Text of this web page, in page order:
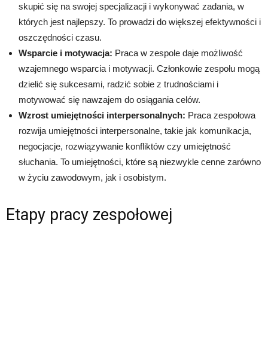
skupić się na swojej specjalizacji i wykonywać zadania, w
których jest najlepszy. To prowadzi do większej efektywności i
oszczędności czasu.
Wsparcie i motywacja: Praca w zespole daje możliwość
wzajemnego wsparcia i motywacji. Członkowie zespołu mogą
dzielić się sukcesami, radzić sobie z trudnościami i
motywować się nawzajem do osiągania celów.
Wzrost umiejętności interpersonalnych: Praca zespołowa
rozwija umiejętności interpersonalne, takie jak komunikacja,
negocjacje, rozwiązywanie konfliktów czy umiejętność
słuchania. To umiejętności, które są niezwykle cenne zarówno
w życiu zawodowym, jak i osobistym.
Etapy pracy zespołowej